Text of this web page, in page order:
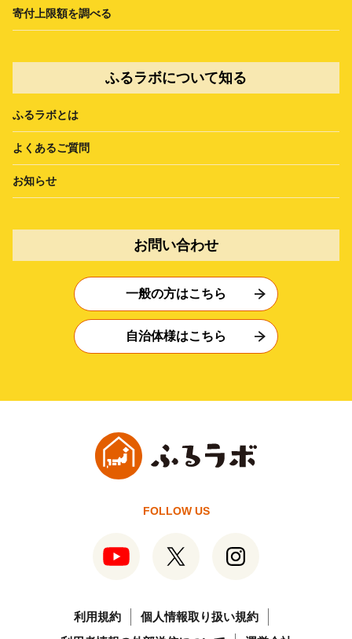
寄付上限額を調べる
ふるラボについて知る
ふるラボとは
よくあるご質問
お知らせ
お問い合わせ
一般の方はこちら
自治体様はこちら
FOLLOW US
利用規約
個人情報取り扱い規約